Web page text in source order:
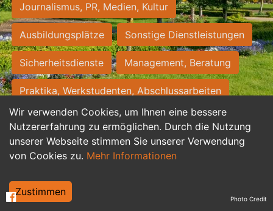
Wir verwenden Cookies, um Ihnen eine bessere
Nutzererfahrung zu ermöglichen. Durch die Nutzung
unserer Webseite stimmen Sie unserer Verwendung
von Cookies zu. Mehr Informationen
Zustimmen
Journalismus, PR, Medien, Kultur
Ausbildungsplätze Sonstige Dienstleistungen
Sicherheitsdienste Management, Beratung
Praktika, Werkstudenten, Abschlussarbeiten
Personalwesen Assistenz, Sekretariat
Hilfskräfte, Aushilfs- und Nebenjobs
Weiterbildung, Studium, duale Ausbildung Photo Credit